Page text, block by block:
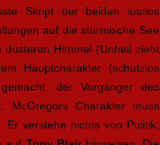
Skript der beiden lustlos
auf die stürmische See
Himmel (Unheil zieht
Hauptcharakter (schutzlos
der Vorgänger des
McGregors Charakter muss
verstehe nichts von Politik,